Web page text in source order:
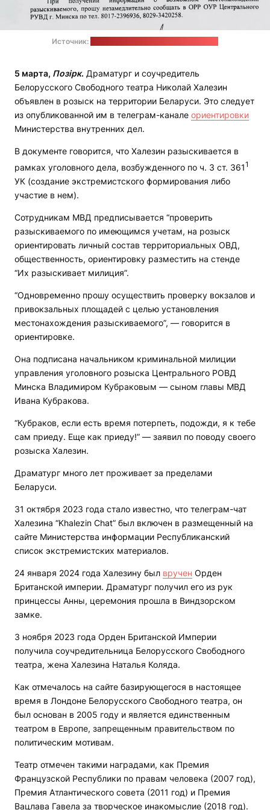
Источник:
5 марта, Позірк. Драматург и соучредитель
Белорусского Свободного театра Николай Халезин
объявлен в розыск на территории Беларуси. Это следует
из опубликованной им в телеграм-канале ориентировки
Министерства внутренних дел.
В документе говорится, что Халезин разыскивается в
рамках уголовного дела, возбужденного по ч. 3 ст. 3611
УК (создание экстремистского формирования либо
участие в нем).
Сотрудникам МВД предписывается “проверить
разыскиваемого по имеющимся учетам, на розыск
ориентировать личный состав территориальных ОВД,
общественность, ориентировку разместить на стенде
“Их разыскивает милиция”.
“Одновременно прошу осуществить проверку вокзалов и
привокзальных площадей с целью установления
местонахождения разыскиваемого”, — говорится в
ориентировке.
Она подписана начальником криминальной милиции
управления уголовного розыска Центрального РОВД
Минска Владимиром Кубраковым — сыном главы МВД
Ивана Кубракова.
“Кубраков, если есть время потерпеть, подожди, я к тебе
сам приеду. Еще как приеду!” — заявил по поводу своего
розыска Халезин.
Драматург много лет проживает за пределами
Беларуси.
31 октября 2023 года стало известно, что телеграм-чат
Халезина “Khalezin Chat” был включен в размещенный на
сайте Министерства информации Республиканский
список экстремистских материалов.
24 января 2024 года Халезину был вручен Орден
Британской империи. Драматург получил его из рук
принцессы Анны, церемония прошла в Виндзорском
замке.
3 ноября 2023 года Орден Британской Империи
получила соучредительница Белорусского Свободного
театра, жена Халезина Наталья Коляда.
Как отмечалось на сайте базирующегося в настоящее
время в Лондоне Белорусского Свободного театра, он
был основан в 2005 году и является единственным
театром в Европе, запрещенным правительством по
политическим мотивам.
Театр отмечен такими наградами, как Премия
Французской Республики по правам человека (2007 год),
Премия Атлантического совета (2011 год) и Премия
Вацлава Гавела за творческое инакомыслие (2018 год).